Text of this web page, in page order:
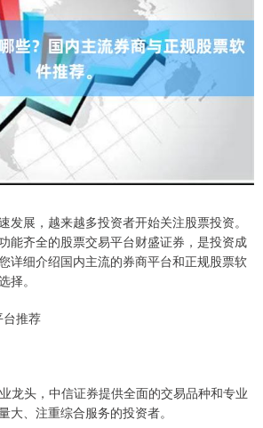
发展，越来越多投资者开始关注股票投资。
能齐全的股票交易平台财盛证券，是投资成
详细介绍国内主流的券商平台和正规股票软
择。
推荐
龙头，中信证券提供全面的交易品种和专业
大、注重综合服务的投资者。